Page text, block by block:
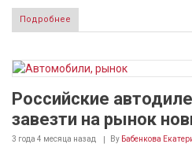
Подробнее
Российские
завезти на рынок
3 года 4 месяца назад By Бабенкова